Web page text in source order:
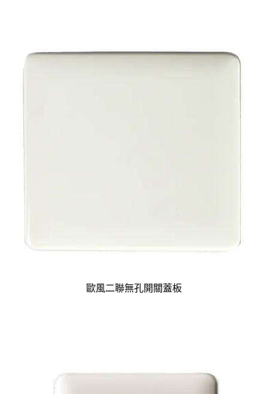
歐風二聯無孔開關蓋板